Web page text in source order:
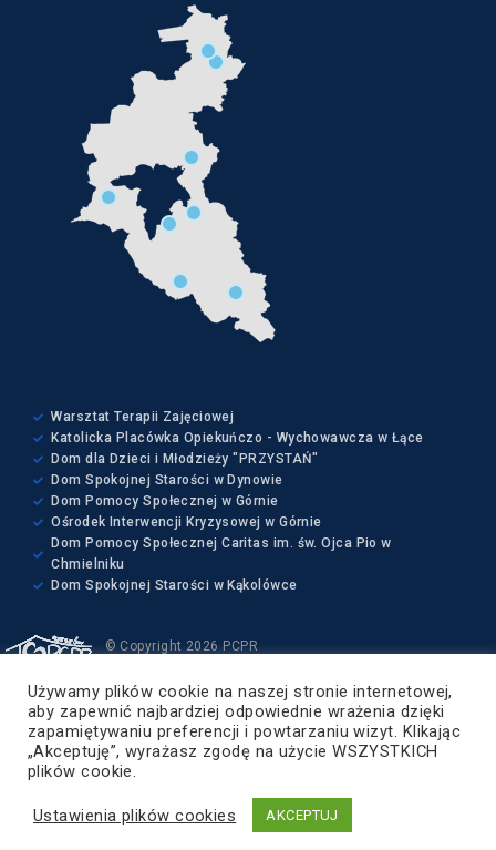
Warsztat Terapii Zajęciowej
Katolicka Placówka Opiekuńczo - Wychowawcza w Łące
Dom dla Dzieci i Młodzieży "PRZYSTAŃ"
Dom Spokojnej Starości w Dynowie
Dom Pomocy Społecznej w Górnie
Ośrodek Interwencji Kryzysowej w Górnie
Dom Pomocy Społecznej Caritas im. św. Ojca Pio w
Chmielniku
Dom Spokojnej Starości w Kąkolówce
© Copyright 2026 PCPR
Projekt i wykonanie:
ZETO-RZESZÓW Sp. z o.o.
Powiat Rzeszowski
Używamy plików cookie na naszej stronie internetowej,
aby zapewnić najbardziej odpowiednie wrażenia dzięki
zapamiętywaniu preferencji i powtarzaniu wizyt. Klikając
„Akceptuję”, wyrażasz zgodę na użycie WSZYSTKICH
plików cookie.
Ustawienia plików cookies AKCEPTUJ